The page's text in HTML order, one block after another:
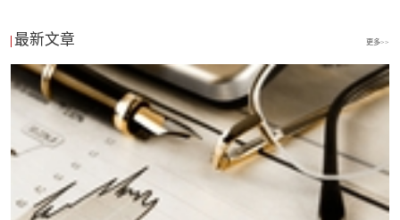
别行政区和台湾地区的客人都可享受该政策。通过
单体酒店、IHG官网 、IHG APP或集团中央预订中
心进行的有效预订，入住时间在2020年1月23日至
2020年2月29日期间，均可进行免费退改。预付过
担保款项的客人可拨打400 884 0888、 境外可拨打
+86 21 20334888或通过洲际酒店集团官方微信客
最新文章 更多>>